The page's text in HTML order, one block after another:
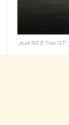
„Audi RS E-Tron